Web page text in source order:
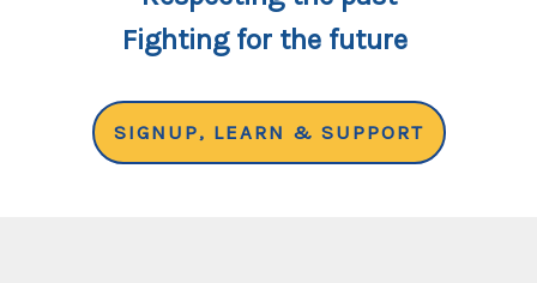
Fighting for the future
SIGNUP, LEARN & SUPPORT